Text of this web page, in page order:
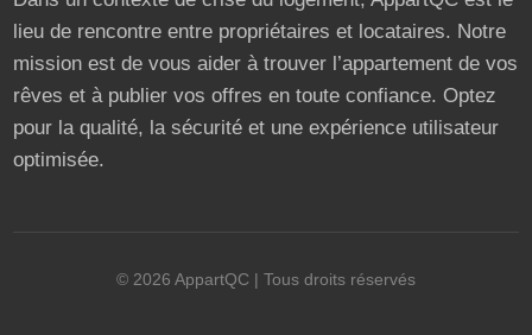
lieu de rencontre entre propriétaires et locataires. Notre
mission est de vous aider à trouver l’appartement de vos
rêves et à publier vos offres en toute confiance. Optez
pour la qualité, la sécurité et une expérience utilisateur
optimisée.
© 2026 AppartQC | Tous droits réservés